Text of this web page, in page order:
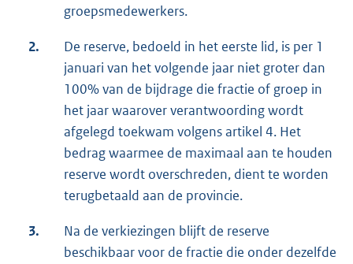
groepsmedewerkers.
2.
De reserve, bedoeld in het eerste lid, is per 1
januari van het volgende jaar niet groter dan
100% van de bijdrage die fractie of groep in
het jaar waarover verantwoording wordt
afgelegd toekwam volgens artikel 4. Het
bedrag waarmee de maximaal aan te houden
reserve wordt overschreden, dient te worden
terugbetaald aan de provincie.
3.
Na de verkiezingen blijft de reserve
beschikbaar voor de fractie die onder dezelfde